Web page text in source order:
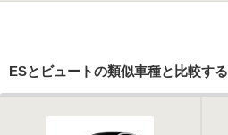
ESとビュートの類似車種と比較する